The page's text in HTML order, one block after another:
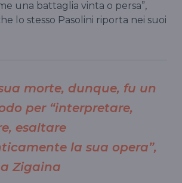
una battaglia vinta o persa”,
lo stesso Pasolini riporta nei suoi
morte, dunque, fu un
per “interpretare,
esaltare
la sua opera”,
Zigaina